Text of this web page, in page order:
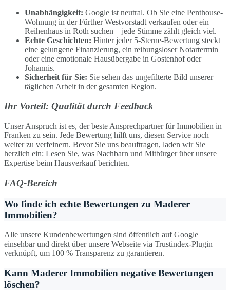
Unabhängigkeit: Google ist neutral. Ob Sie eine Penthouse-
Wohnung in der Fürther Westvorstadt verkaufen oder ein
Reihenhaus in Roth suchen – jede Stimme zählt gleich viel.
Echte Geschichten: Hinter jeder 5-Sterne-Bewertung steckt
eine gelungene Finanzierung, ein reibungsloser Notartermin
oder eine emotionale Hausübergabe in Gostenhof oder
Johannis.
Sicherheit für Sie: Sie sehen das ungefilterte Bild unserer
täglichen Arbeit in der gesamten Region.
Ihr Vorteil: Qualität durch Feedback
Unser Anspruch ist es, der beste Ansprechpartner für Immobilien in
Franken zu sein. Jede Bewertung hilft uns, diesen Service noch
weiter zu verfeinern. Bevor Sie uns beauftragen, laden wir Sie
herzlich ein: Lesen Sie, was Nachbarn und Mitbürger über unsere
Expertise beim Hausverkauf berichten.
FAQ-Bereich
Wo finde ich echte Bewertungen zu Maderer
Immobilien?
Alle unsere Kundenbewertungen sind öffentlich auf Google
einsehbar und direkt über unsere Webseite via Trustindex-Plugin
verknüpft, um 100 % Transparenz zu garantieren.
Kann Maderer Immobilien negative Bewertungen
löschen?